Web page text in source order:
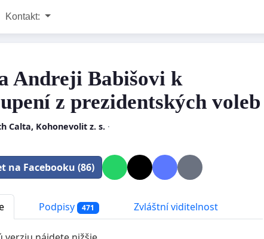
Kontakt:
Andreji Babišovi k
z prezidentských voleb
Calta, Kohonevolit z. s.·
na Facebooku (86)
Podpisy 471 Zvláštní viditelnost